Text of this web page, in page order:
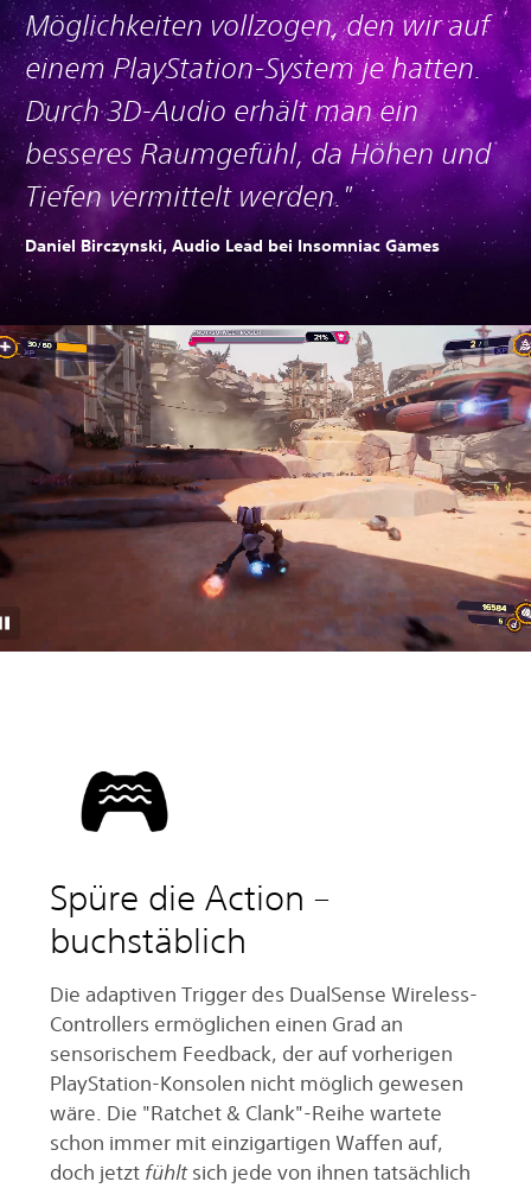
Möglichkeiten vollzogen, den wir auf
einem PlayStation-System je hatten.
Durch 3D-Audio erhält man ein
besseres Raumgefühl, da Höhen und
Tiefen vermittelt werden."
Daniel Birczynski, Audio Lead bei Insomniac Games
Spüre die Action –
buchstäblich
Die adaptiven Trigger des DualSense Wireless-
Controllers ermöglichen einen Grad an
sensorischem Feedback, der auf vorherigen
PlayStation-Konsolen nicht möglich gewesen
wäre. Die "Ratchet & Clank"-Reihe wartete
schon immer mit einzigartigen Waffen auf,
doch jetzt fühltsich jede von ihnen tatsächlich